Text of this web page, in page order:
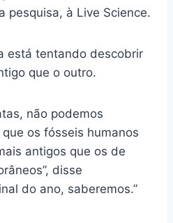
pesquisa, à Live Science.
está tentando descobrir
que o outro.
não podemos
os fósseis humanos
antigos que os de
disse
do ano, saberemos.”